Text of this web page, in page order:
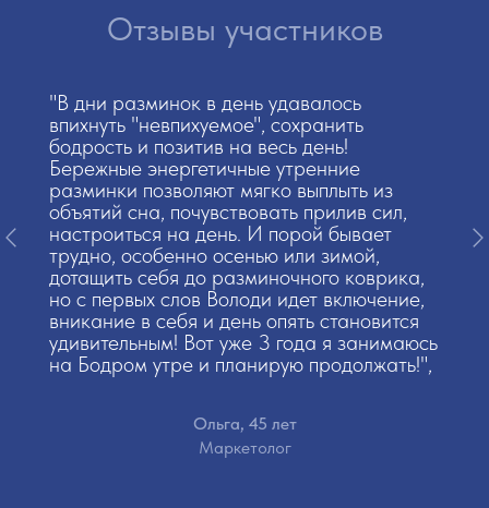
Отзывы участников
"Есть возможность просмотреть свои
планы, настроиться на день, выделить
основные дела...
Только одна фраза "свечение над
головой", - уже стоит того, чтобы встать в 6
утра! У меня улучшается настроение и
самочувствие в эти дни, мне нравится, что
обсуждения вживую процессов другими
участниками помогают мне на важные
моменты обратить внимание.
А ещё, это интересные темы и
комментарии от Володи",
"В дни разминок в день удавалось
впихнуть "невпихуемое", сохранить
бодрость и позитив на весь день!
Бережные энергетичные утренние
разминки позволяют мягко выплыть из
объятий сна, почувствовать прилив сил,
настроиться на день. И порой бывает
трудно, особенно осенью или зимой,
дотащить себя до разминочного коврика,
но с первых слов Володи идет включение,
вникание в себя и день опять становится
удивительным! Вот уже 3 года я занимаюсь
на Бодром утре и планирую продолжать!",
Ольга, 45 лет
Маркетолог